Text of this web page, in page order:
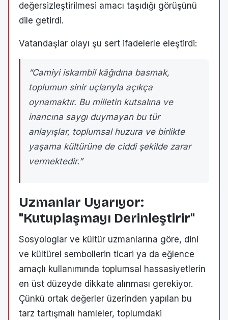
değersizleştirilmesi amacı taşıdığı görüşünü
dile getirdi.
Vatandaşlar olayı şu sert ifadelerle eleştirdi:
“Camiyi iskambil kâğıdına basmak,
toplumun sinir uçlarıyla açıkça
oynamaktır. Bu milletin kutsalına ve
inancına saygı duymayan bu tür
anlayışlar, toplumsal huzura ve birlikte
yaşama kültürüne de ciddi şekilde zarar
vermektedir.”
Uzmanlar Uyarıyor:
"Kutuplaşmayı Derinleştirir"
Sosyologlar ve kültür uzmanlarına göre, dini
ve kültürel sembollerin ticari ya da eğlence
amaçlı kullanımında toplumsal hassasiyetlerin
en üst düzeyde dikkate alınması gerekiyor.
Çünkü ortak değerler üzerinden yapılan bu
tarz tartışmalı hamleler, toplumdaki